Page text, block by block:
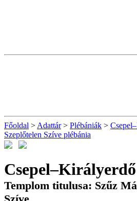
Főoldal > Adattár> Plébániák >
Szeplőtelen Szíve plébánia
Templom titulusa: Szűz